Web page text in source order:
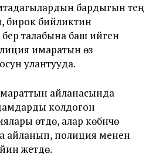
бардыгын тең
бирок бийликтин
талабына баш ийген
имаратын өз
улантууда.
айланасында
колдогон
өтүүдө, алар көбүнчө
айланып, полиция менен
жетүүдө.